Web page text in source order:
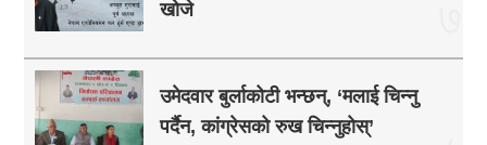
खोजे
उमेदवार बुर्लाकोटी भन्छन्, ‘मलाई चिन्नु
पर्दैन, कांग्रेसको रुख चिन्नुहोस्’